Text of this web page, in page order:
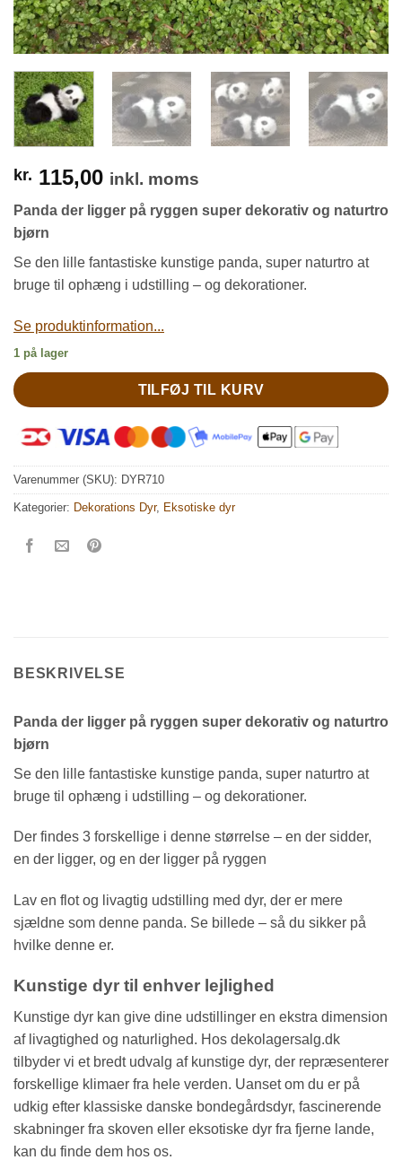
kr. 115,00 inkl. moms
Panda der ligger på ryggen super dekorativ og naturtro
bjørn
Se den lille fantastiske kunstige panda, super naturtro at
bruge til ophæng i udstilling – og dekorationer.
Se produktinformation...
1 på lager
TILFØJ TIL KURV
Varenummer (SKU): DYR710
Kategorier: Dekorations Dyr, Eksotiske dyr
BESKRIVELSE
Panda der ligger på ryggen super dekorativ og naturtro
bjørn
Se den lille fantastiske kunstige panda, super naturtro at
bruge til ophæng i udstilling – og dekorationer.
Der findes 3 forskellige i denne størrelse – en der sidder,
en der ligger, og en der ligger på ryggen
Lav en flot og livagtig udstilling med dyr, der er mere
sjældne som denne panda. Se billede – så du sikker på
hvilke denne er.
Kunstige dyr til enhver lejlighed
Kunstige dyr kan give dine udstillinger en ekstra dimension
af livagtighed og naturlighed. Hos dekolagersalg.dk
tilbyder vi et bredt udvalg af kunstige dyr, der repræsenterer
forskellige klimaer fra hele verden. Uanset om du er på
udkig efter klassiske danske bondegårdsdyr, fascinerende
skabninger fra skoven eller eksotiske dyr fra fjerne lande,
kan du finde dem hos os.